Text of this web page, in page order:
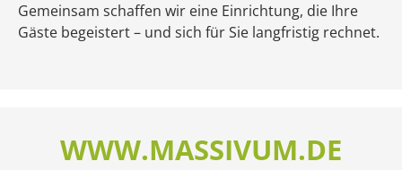
Gemeinsam schaffen wir eine Einrichtung, die Ihre
Gäste begeistert – und sich für Sie langfristig rechnet.
WWW.MASSIVUM.DE